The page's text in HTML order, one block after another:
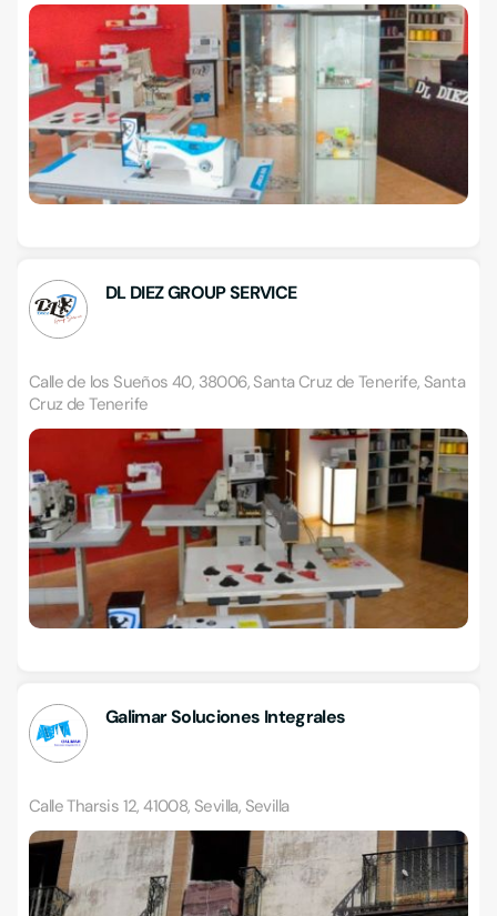
DL DIEZ GROUP SERVICE
Calle de los Sueños 40, 38006, Santa Cruz de Tenerife, Santa
Cruz de Tenerife
Galimar Soluciones Integrales
Calle Tharsis 12, 41008, Sevilla, Sevilla